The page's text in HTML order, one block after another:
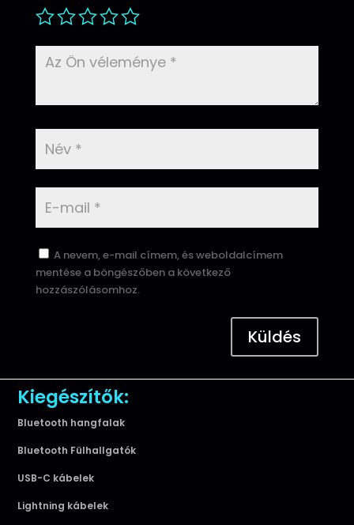
A nevem, e-mail címem, és weboldalcímem
mentése a böngészőben a következő
hozzászólásomhoz.
Küldés
Kiegészítők:
Bluetooth hangfalak
Bluetooth Fülhallgatók
USB-C kábelek
Lightning kábelek